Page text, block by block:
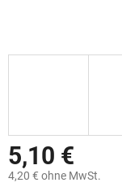
5,10 €
4,20 € ohne MwSt.